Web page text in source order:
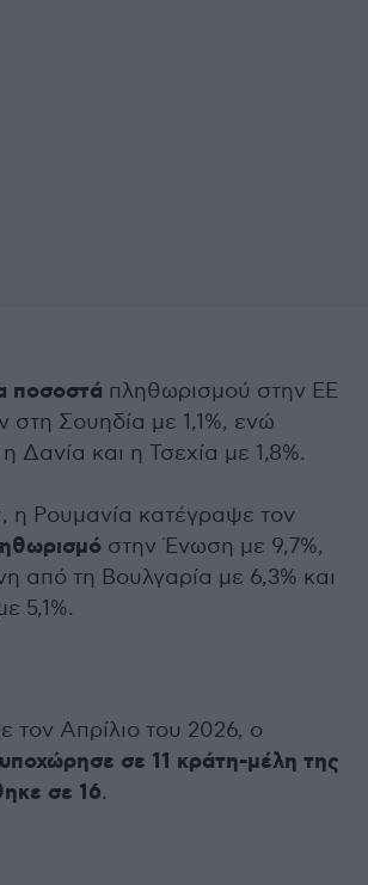
ποσοστά πληθωρισμού στην ΕΕ
Σουηδία με 1,1%, ενώ
Δανία και η Τσεχία με 1,8%.
η Ρουμανία κατέγραψε τον
στην Ένωση με 9,7%,
από τη Βουλγαρία με 6,3% και
5,1%.
τον Απρίλιο του 2026, ο
υποχώρησε σε 11 κράτη-μέλη της
σε 16.